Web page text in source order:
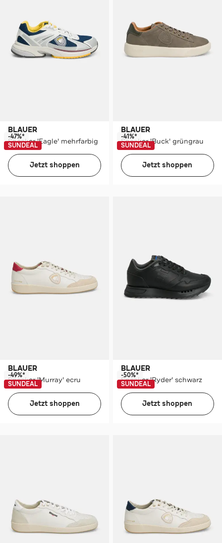
BLAUER
Sneaker 'Eagle' mehrfarbig
-47%*
SUNDEAL
Jetzt shoppen
BLAUER
Sneaker 'Buck' grüngrau
-41%*
SUNDEAL
Jetzt shoppen
BLAUER
Sneaker 'Murray' ecru
-49%*
SUNDEAL
Jetzt shoppen
BLAUER
Sneaker 'Ryder' schwarz
-50%*
SUNDEAL
Jetzt shoppen